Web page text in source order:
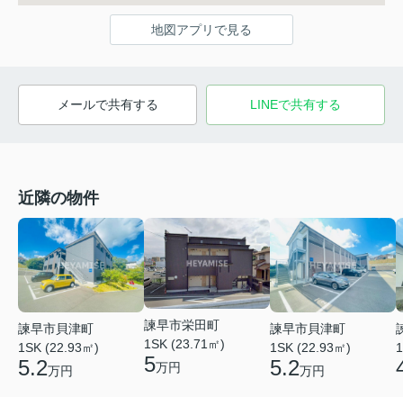
地図アプリで見る
メールで共有する LINEで共有する
近隣の物件
諫早市貝津町
1SK (22.93㎡)
5.2万円
諫早市栄田町
1SK (23.71㎡)
5万円
諫早市貝津町
1SK (22.93㎡)
5.2万円